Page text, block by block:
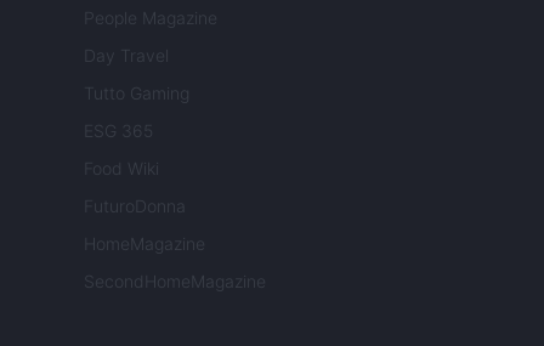
People Magazine
Day Travel
Tutto Gaming
ESG 365
Food Wiki
FuturoDonna
HomeMagazine
SecondHomeMagazine